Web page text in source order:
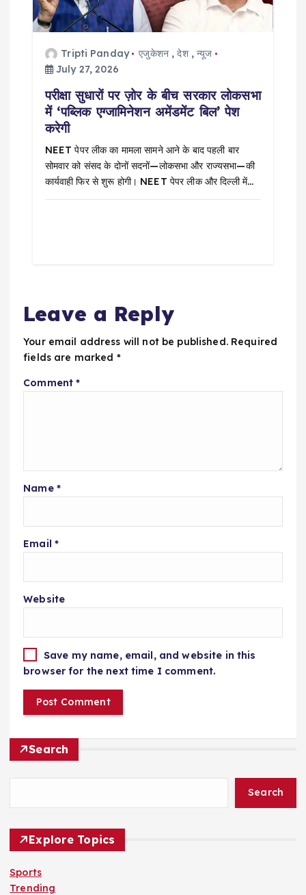
Tripti Panday एजुकेशन,देश,न्यूज
July 27, 2026
परीक्षा सुधारों पर ज़ोर के बीच सरकार लोकसभा
में ‘पब्लिक एग्जामिनेशन अमेंडमेंट बिल’ पेश
करेगी
NEET पेपर लीक का मामला सामने आने के बाद पहली बार
सोमवार को संसद के दोनों सदनों—लोकसभा और राज्यसभा—की
कार्यवाही फिर से शुरू होगी। NEET पेपर लीक और दिल्ली में…
Leave a Reply
Your email address will not be published. Required
fields are marked *
Comment*
Name *
Email *
Website
Save my name, email, and website in this
browser for the next time I comment.
Search
Search
Explore Topics
Sports
Trending